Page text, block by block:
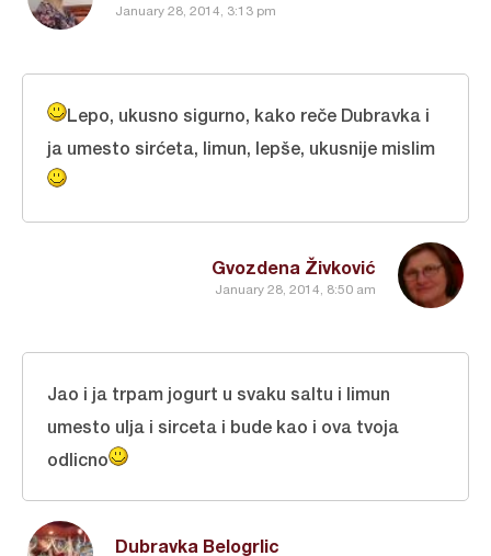
January 28, 2014, 3:13 pm
Gvozdena Živković
January 28, 2014, 8:50 am
Lepo, ukusno sigurno, kako reče Dubravka i
ja umesto sirćeta, limun, lepše, ukusnije mislim
Dubravka Belogrlic
Jao i ja trpam jogurt u svaku saltu i limun
umesto ulja i sirceta i bude kao i ova tvoja
odlicno